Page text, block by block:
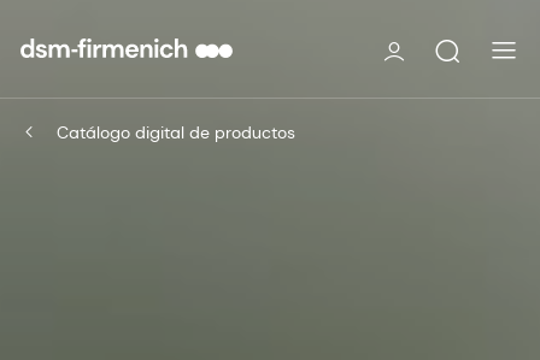
Catálogo digital de productos